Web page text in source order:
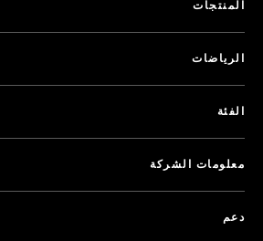
المنتجات
الرياضات
الفئة
معلومات الشركة
دعم